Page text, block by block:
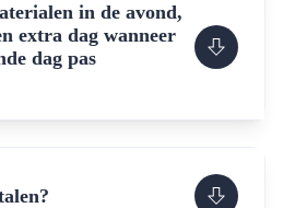
in de avond,
extra dag wanneer
dag pas